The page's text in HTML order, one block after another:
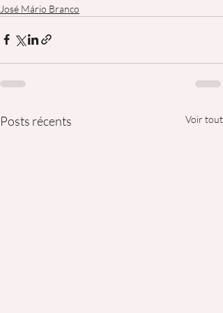
José Mário Branco
Posts récents Voir tout